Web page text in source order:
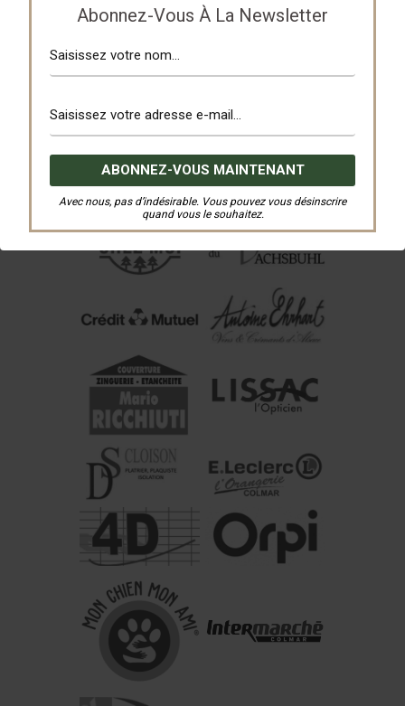
Abonnez-Vous À La Newsletter
Avec nous, pas d’indésirable. Vous pouvez vous désinscrire
quand vous le souhaitez.